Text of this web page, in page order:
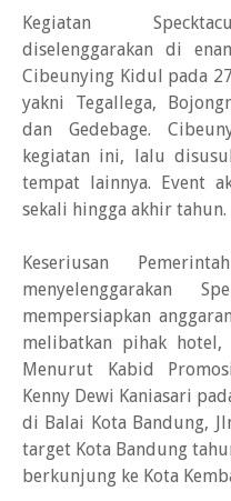
Kegiatan
diselenggarakan di
Cibeunying Kidul pada
yakni Tegallega,
dan Gedebage.
kegiatan ini, lalu
tempat lainnya. Event
sekali hingga akhir tahun.
Keseriusan
menyelenggarakan
mempersiapkan
melibatkan pihak hotel,
Menurut Kabid
Kenny Dewi Kaniasari
di Balai Kota Bandung,
target Kota Bandung
berkunjung ke Kota